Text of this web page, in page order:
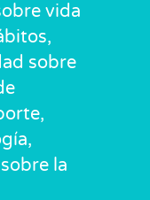
vida
sobre
la